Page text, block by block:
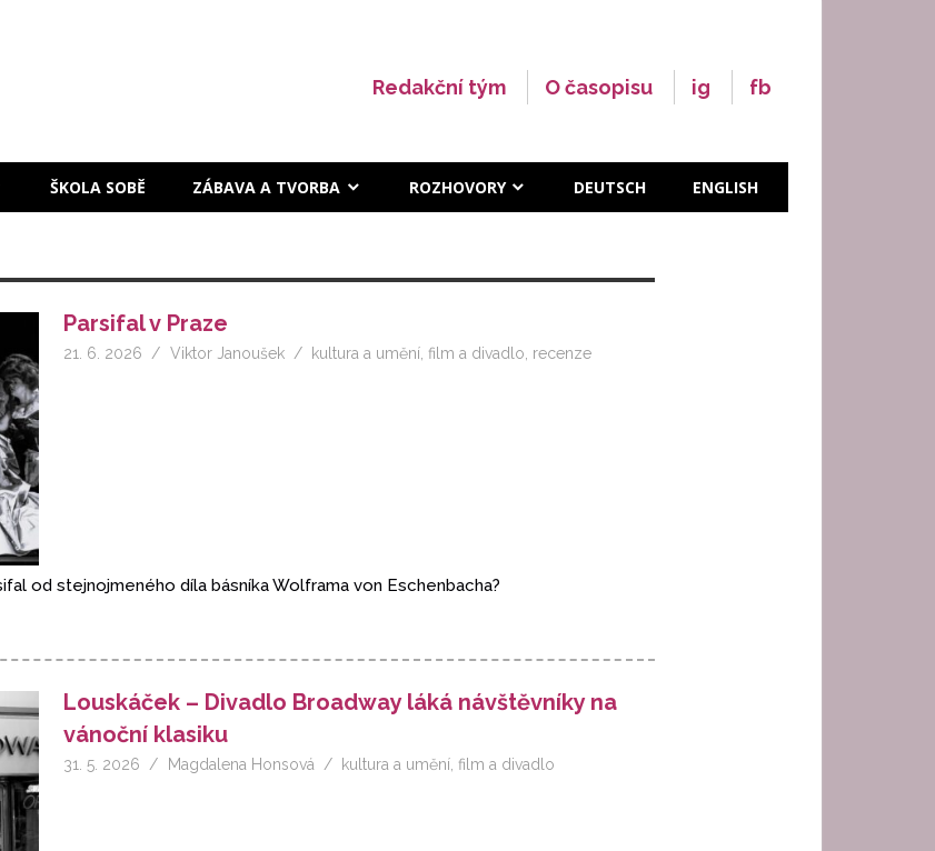
Redakční tým O časopisu ig fb
ŠKOLA SOBĚ ZÁBAVA A TVORBA ROZHOVORY DEUTSCH ENGLISH
Parsifal v Praze
21. 6. 2026 Viktor Janoušek kultura a umění ,film a divadlo recenze
od stejnojmeného díla básníka Wolframa von Eschenbacha?
Louskáček – Divadlo Broadway láká návštěvníky na
vánoční klasiku
31. 5. 2026 Magdalena Honsová kultura a umění ,film a divadlo